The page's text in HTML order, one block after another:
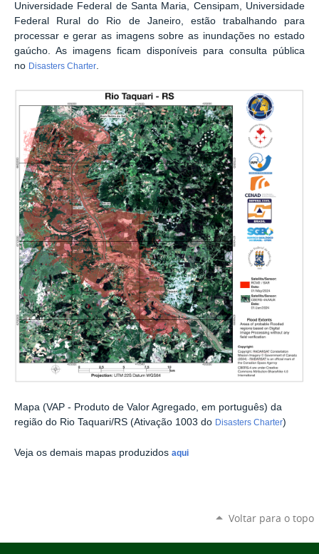
Universidade Federal de Santa Maria, Censipam, Universidade
Federal Rural do Rio de Janeiro, estão trabalhando para
processar e gerar as imagens sobre as inundações no estado
gaúcho. As imagens ficam disponíveis para consulta pública
no Disasters Charter.
Mapa (VAP - Produto de Valor Agregado, em português) da
região do Rio Taquari/RS (Ativação 1003 do Disasters Charter)
Veja os demais mapas produzidos aqui
Voltar para o topo